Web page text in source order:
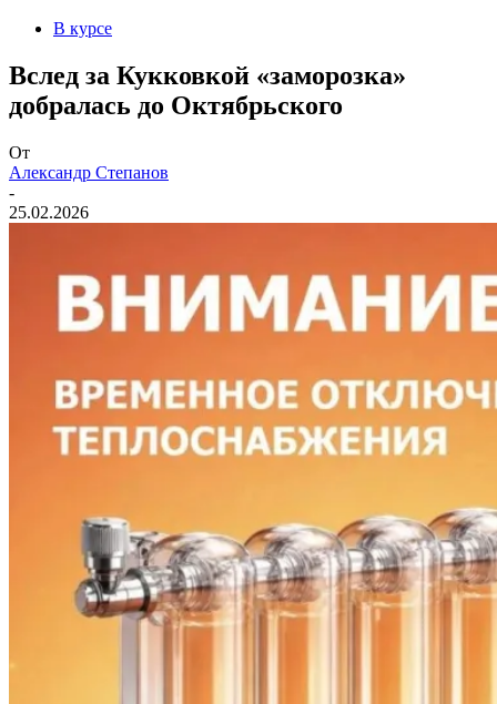
В курсе
Вслед за Кукковкой «заморозка»
добралась до Октябрьского
От
Александр Степанов
-
25.02.2026